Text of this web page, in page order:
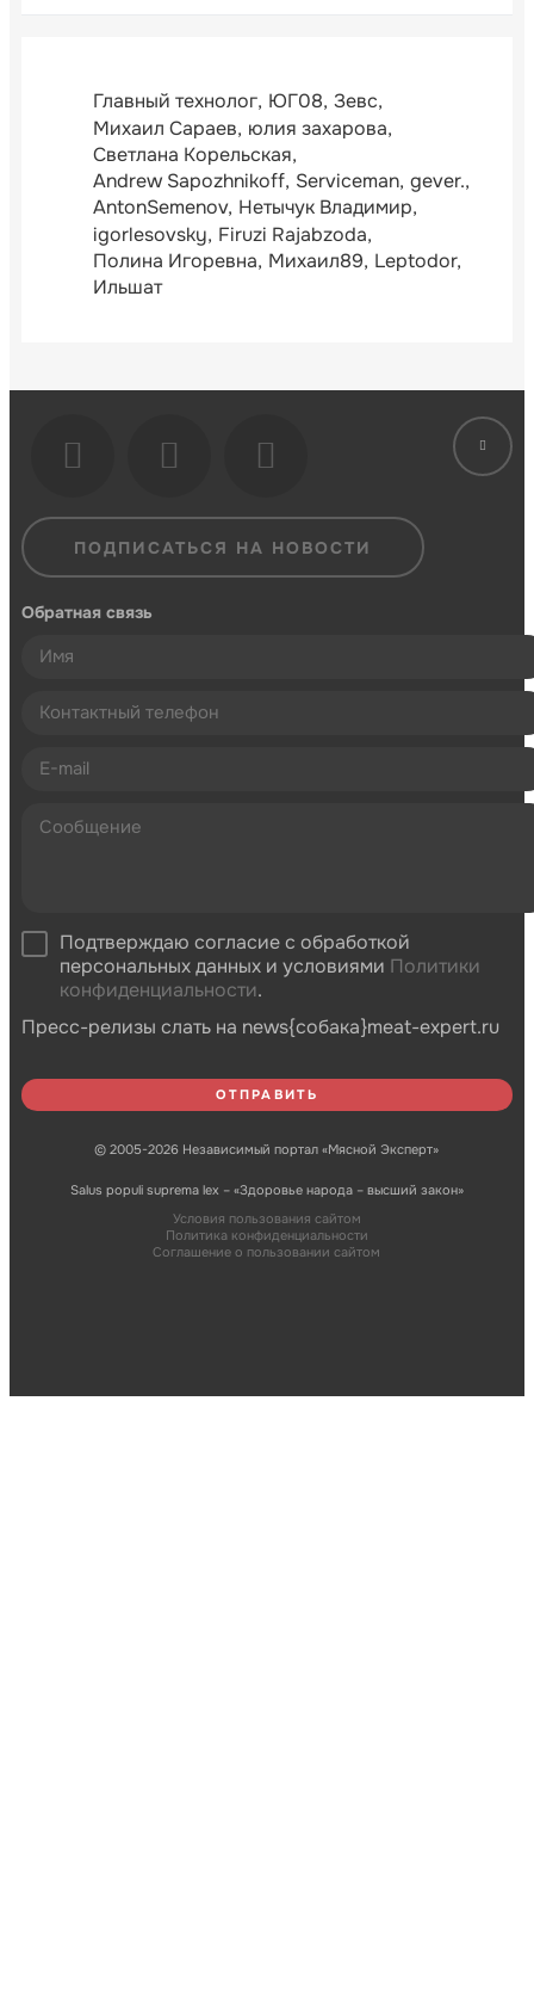
Главный технолог ЮГ08 Зевс
Михаил Сараев юлия захарова
Светлана Корельская
Andrew Sapozhnikoff Serviceman gever.
AntonSemenov Нетычук Владимир
igorlesovsky Firuzi Rajabzoda
Полина Игоревна Михаил89 Leptodor
Ильшат
ПОДПИСАТЬСЯ НА НОВОСТИ
Обратная связь
Подтверждаю согласие с обработкой
персональных данных и условиями Политики
конфиденциальности.
Пресс-релизы слать на news{собака}meat-expert.ru
© 2005-2026 Независимый портал «Мясной Эксперт»
Salus populi suprema lex – «Здоровье народа – высший закон»
Условия пользования сайтом
Политика конфиденциальности
Соглашение о пользовании сайтом